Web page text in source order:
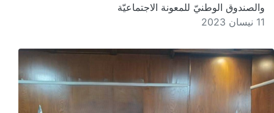
والصندوق الوطنيّ للمعونة الاجتماعيّة
11 نيسان 2023